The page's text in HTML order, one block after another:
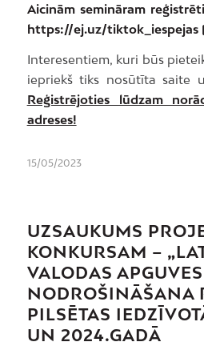
Aicinām semināram
https://ej.uz/tiktok_iespejas
Interesentiem, kuri būs
iepriekš tiks nosūtīta saite
Reģistrējoties lūdzam
adreses!
15/05/2023
UZSAUKUMS
KONKURSAM –
VALODAS APGUVES
NODROŠINĀŠANA
PILSĒTAS
UN 2024.GADĀ